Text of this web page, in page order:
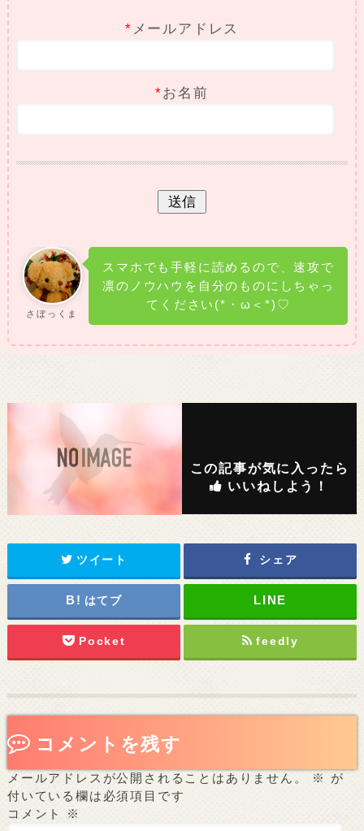
* メールアドレス
*お名前
さぼっくま
スマホでも手軽に読めるので、速攻で
凛のノウハウを自分のものにしちゃっ
てください(*・ω＜*)♡
この記事が気に入ったら
いいねしよう！
ツイート シェア
はてブ
Pocket feedly
コメントを残す
メールアドレスが公開されることはありません。 ※
が
付いている欄は必須項目です
コメント
※